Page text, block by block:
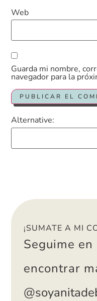
Web
Guarda mi nombre,
navegador para la
Alternative:
¡SUMATE A MI
Seguime
encontrar